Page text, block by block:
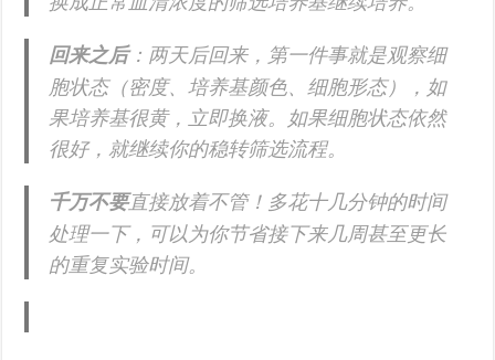
回来之后：两天后回来，第一件事就是观察细
胞状态（密度、培养基颜色、细胞形态），如
果培养基很黄，立即换液。如果细胞状态依然
很好，就继续你的稳转筛选流程。
千万不要直接放着不管！多花十几分钟的时间
处理一下，可以为你节省接下来几周甚至更长
的重复实验时间。